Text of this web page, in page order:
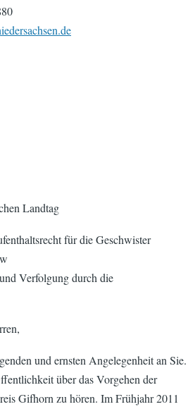
Landtag
für die Geschwister
Verfolgung durch die
und ernsten Angelegenheit an Sie.
über das Vorgehen der
Gifhorn zu hören. Im Frühjahr 2011